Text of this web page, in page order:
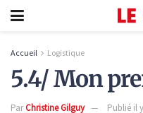
Accueil Logistique
5.4/ Mon
ParChristine Gilguy
Publié il